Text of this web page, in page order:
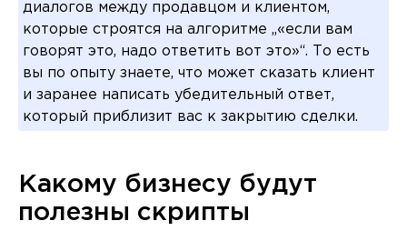
диалогов между продавцом и клиентом,
которые строятся на алгоритме „«если вам
говорят это, надо ответить вот это»“. То есть
вы по опыту знаете, что может сказать клиент
и заранее написать убедительный ответ,
который приблизит вас к закрытию сделки.
Какому бизнесу будут
полезны скрипты